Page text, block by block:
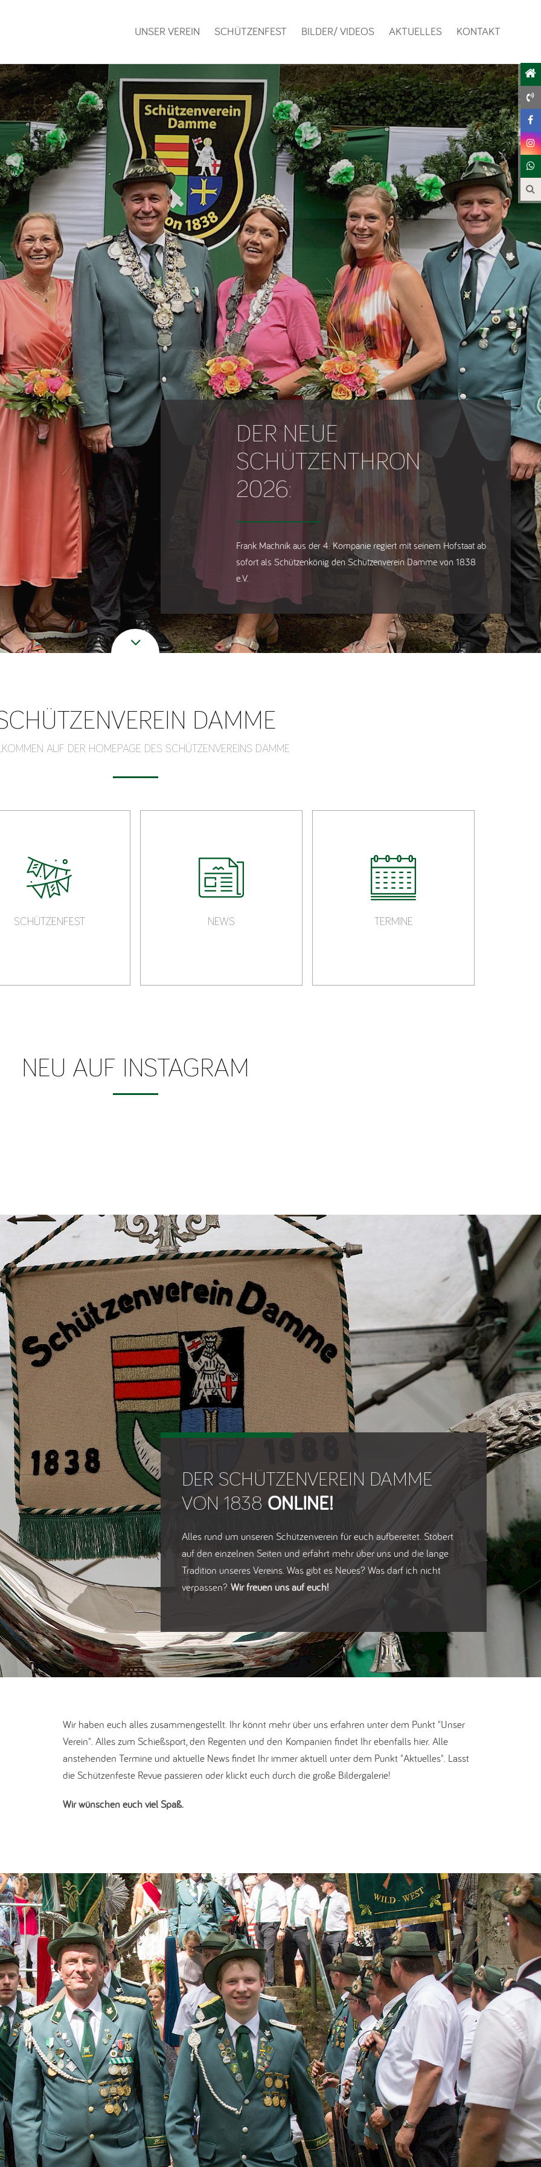
UNSER VEREIN SCHÜTZENFEST BILDER/ VIDEOS AKTUELLES KONTAKT
DER NEUE
SCHÜTZENTHRON
2026:
Frank Machnik aus der 4. Kompanie regiert mit seinem Hofstaat ab
sofort als Schützenkönig den Schützenverein Damme von 1838
e.V.
DAMME
AUF DER HOMEPAGE DES SCHÜTZENVEREINS DAMME
SCHÜTZENFEST NEWS TERMINE
NEU AUF INSTAGRAM
DER SCHÜTZENVEREIN DAMME
VON 1838 ONLINE!
Alles rund um unseren Schützenverein für euch aufbereitet. Stöbert
auf den einzelnen Seiten und erfahrt mehr über uns und die lange
Tradition unseres Vereins. Was gibt es Neues? Was darf ich nicht
verpassen? Wir freuen uns auf euch!
Wir haben euch alles zusammengestellt. Ihr könnt mehr über uns erfahren unter dem Punkt "Unser
Verein". Alles zum Schießsport, den Regenten und den Kompanien findet Ihr ebenfalls hier. Alle
anstehenden Termine und aktuelle News findet Ihr immer aktuell unter dem Punkt "Aktuelles". Lasst
die Schützenfeste Revue passieren oder klickt euch durch die große Bildergalerie!
Wir wünschen euch viel Spaß.